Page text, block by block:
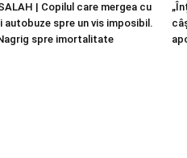
| Copilul care mergea cu
autobuze spre un vis imposibil.
spre imortalitate